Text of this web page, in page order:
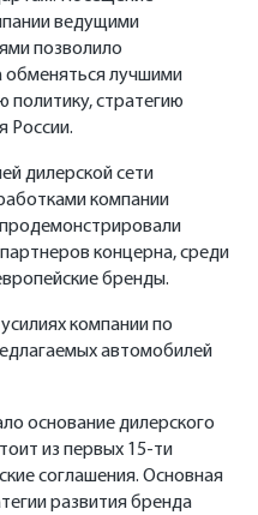
ведущими
позволило
обменяться лучшими
политику, стратегию
России.
дилерской сети
компании
концерна, среди
бренды.
компании по
автомобилей
основание дилерского
из первых 15-ти
соглашения. Основная
развития бренда